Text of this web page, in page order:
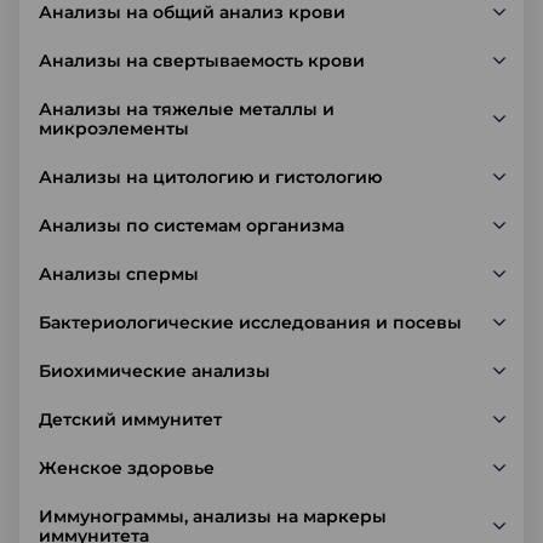
Анализы на общий анализ крови
Анализы на свертываемость крови
Анализы на тяжелые металлы и
микроэлементы
Анализы на цитологию и гистологию
Анализы по системам организма
Анализы спермы
Бактериологические исследования и посевы
Биохимические анализы
Детский иммунитет
Женское здоровье
Иммунограммы, анализы на маркеры
иммунитета